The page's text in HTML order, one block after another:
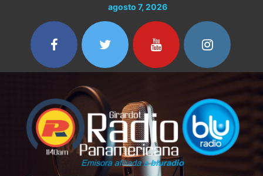
contenido
agosto 7, 2026